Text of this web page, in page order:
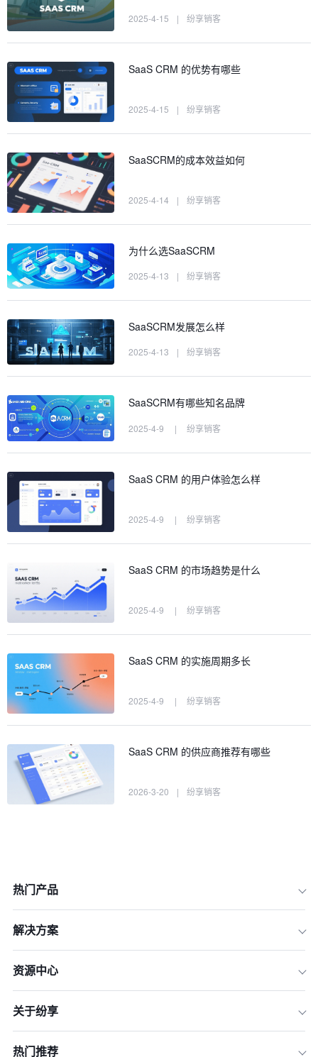
3. 访问控制与权限管理
2025-4-15 | 纷享销客
SaaS CRM 的优势有哪些
2025-4-15 | 纷享销客
SaaSCRM的成本效益如何
2025-4-14 | 纷享销客
为什么选SaaSCRM
2025-4-13 | 纷享销客
SaaSCRM发展怎么样
2025-4-13 | 纷享销客
SaaSCRM有哪些知名品牌
2025-4-9 | 纷享销客
SaaS CRM 的用户体验怎么样
2025-4-9 | 纷享销客
SaaS CRM 的市场趋势是什么
2025-4-9 | 纷享销客
SaaS CRM 的实施周期多长
2025-4-9 | 纷享销客
SaaS CRM 的供应商推荐有哪些
2026-3-20 | 纷享销客
热门产品
解决方案
资源中心
关于纷享
热门推荐